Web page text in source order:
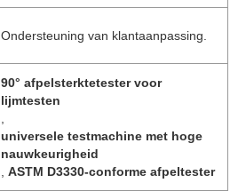
Ondersteuning van klantaanpassing.
90° afpelsterktetester voor
lijmtesten
universele testmachine met hoge
nauwkeurigheid
,ASTM D3330-conforme afpeltester